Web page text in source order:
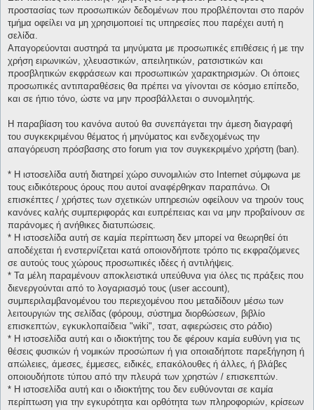
προστασίας των προσωπικών δεδομένων που προβλέπονται στο παρόν
τμήμα οφείλει να μη χρησιμοποιεί τις υπηρεσίες που παρέχει αυτή η
σελίδα.
Απαγορεύονται αυστηρά τα μηνύματα με προσωπικές επιθέσεις ή με την
χρήση ειρωνικών, χλευαστικών, απειλητικών, ρατσιστικών και
προσβλητικών εκφράσεων και προσωπικών χαρακτηρισμών. Οι όποιες
προσωπικές αντιπαραθέσεις θα πρέπει να γίνονται σε κόσμιο επίπεδο,
και σε ήπιο τόνο, ώστε να μην προσβάλλεται ο συνομιλητής.
Η παραβίαση του κανόνα αυτού θα συνεπάγεται την άμεση διαγραφή
του συγκεκριμένου θέματος ή μηνύματος και ενδεχομένως την
απαγόρευση πρόσβασης στο forum για τον συγκεκριμένο χρήστη (ban).
* H ιστοσελίδα αυτή διατηρεί χώρο συνομιλιών στο Internet σύμφωνα με
τους ειδικότερους όρους που αυτοί αναφέρθηκαν παραπάνω. Οι
επισκέπτες / χρήστες των σχετικών υπηρεσιών οφείλουν να τηρούν τους
κανόνες καλής συμπεριφοράς και ευπρέπειας και να μην προβαίνουν σε
παράνομες ή ανήθικες διατυπώσεις.
* H ιστοσελίδα αυτή σε καμία περίπτωση δεν μπορεί να θεωρηθεί ότι
αποδέχεται ή ενστερνίζεται κατά οποιονδήποτε τρόπο τις εκφραζόμενες
σε αυτούς τους χώρους προσωπικές ιδέες ή αντιλήψεις.
* Τα μέλη παραμένουν αποκλειστικά υπεύθυνα για όλες τις πράξεις που
διενεργούνται από το λογαριασμό τους (user account),
συμπεριλαμβανομένου του περιεχομένου που μεταδίδουν μέσω των
λειτουργιών της σελίδας (φόρουμ, σύστημα διορθώσεων, βιβλίο
επισκεπτών, εγκυκλοπαίδεια "wiki", τσατ, αφιερώσεις στο ράδιο)
* H ιστοσελίδα αυτή και ο ιδιοκτήτης του δε φέρουν καμία ευθύνη για τις
θέσεις φυσικών ή νομικών προσώπων ή για οποιαδήποτε παρεξήγηση ή
απώλειες, άμεσες, έμμεσες, ειδικές, επακόλουθες ή άλλες, ή βλάβες
οποιουδήποτε τύπου από την πλευρά των χρηστών / επισκεπτών.
* H ιστοσελίδα αυτή και ο ιδιοκτήτης του δεν ευθύνονται σε καμία
περίπτωση για την εγκυρότητα και ορθότητα των πληροφοριών, κρίσεων